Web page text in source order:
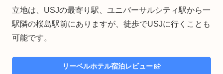
立地は、USJの最寄り駅、ユニバーサルシティ駅から一
駅隣の桜島駅前にありますが、徒歩でUSJに行くことも
可能です。
リーベルホテル宿泊レビュー